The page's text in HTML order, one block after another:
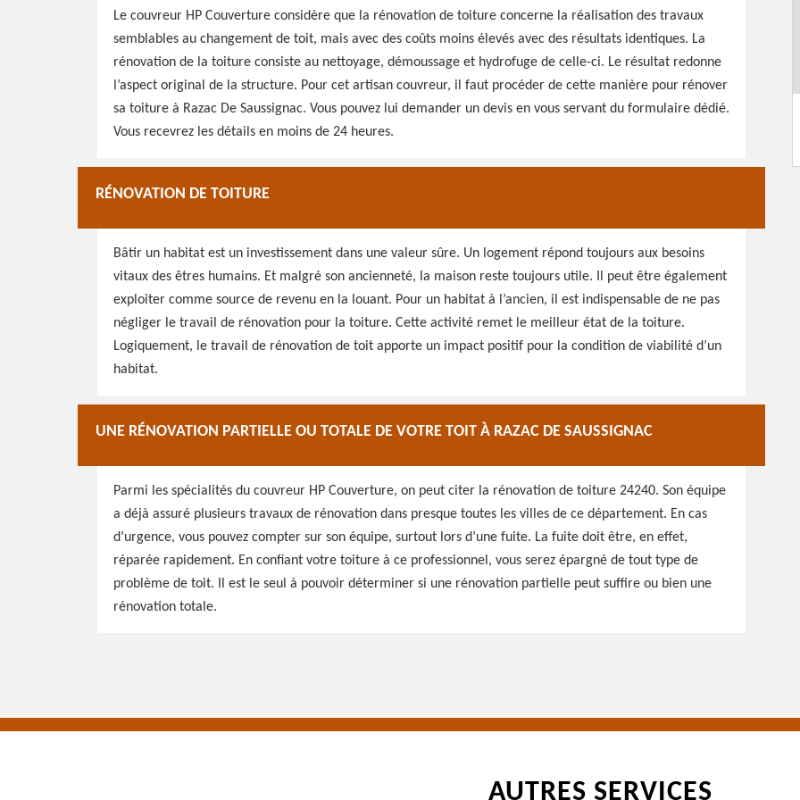
Le couvreur HP Couverture considère que la rénovation de toiture concerne la réalisation des travaux
semblables au changement de toit, mais avec des coûts moins élevés avec des résultats identiques. La
rénovation de la toiture consiste au nettoyage, démoussage et hydrofuge de celle-ci. Le résultat redonne
l’aspect original de la structure. Pour cet artisan couvreur, il faut procéder de cette manière pour rénover
sa toiture à Razac De Saussignac. Vous pouvez lui demander un devis en vous servant du formulaire dédié.
Vous recevrez les détails en moins de 24 heures.
RÉNOVATION DE TOITURE
Bâtir un habitat est un investissement dans une valeur sûre. Un logement répond toujours aux besoins
vitaux des êtres humains. Et malgré son ancienneté, la maison reste toujours utile. Il peut être également
exploiter comme source de revenu en la louant. Pour un habitat à l’ancien, il est indispensable de ne pas
négliger le travail de rénovation pour la toiture. Cette activité remet le meilleur état de la toiture.
Logiquement, le travail de rénovation de toit apporte un impact positif pour la condition de viabilité d’un
habitat.
UNE RÉNOVATION PARTIELLE OU TOTALE DE VOTRE TOIT À RAZAC DE SAUSSIGNAC
Parmi les spécialités du couvreur HP Couverture, on peut citer la rénovation de toiture 24240. Son équipe
a déjà assuré plusieurs travaux de rénovation dans presque toutes les villes de ce département. En cas
d’urgence, vous pouvez compter sur son équipe, surtout lors d’une fuite. La fuite doit être, en effet,
réparée rapidement. En confiant votre toiture à ce professionnel, vous serez épargné de tout type de
problème de toit. Il est le seul à pouvoir déterminer si une rénovation partielle peut suffire ou bien une
rénovation totale.
AUTRES SERVICES